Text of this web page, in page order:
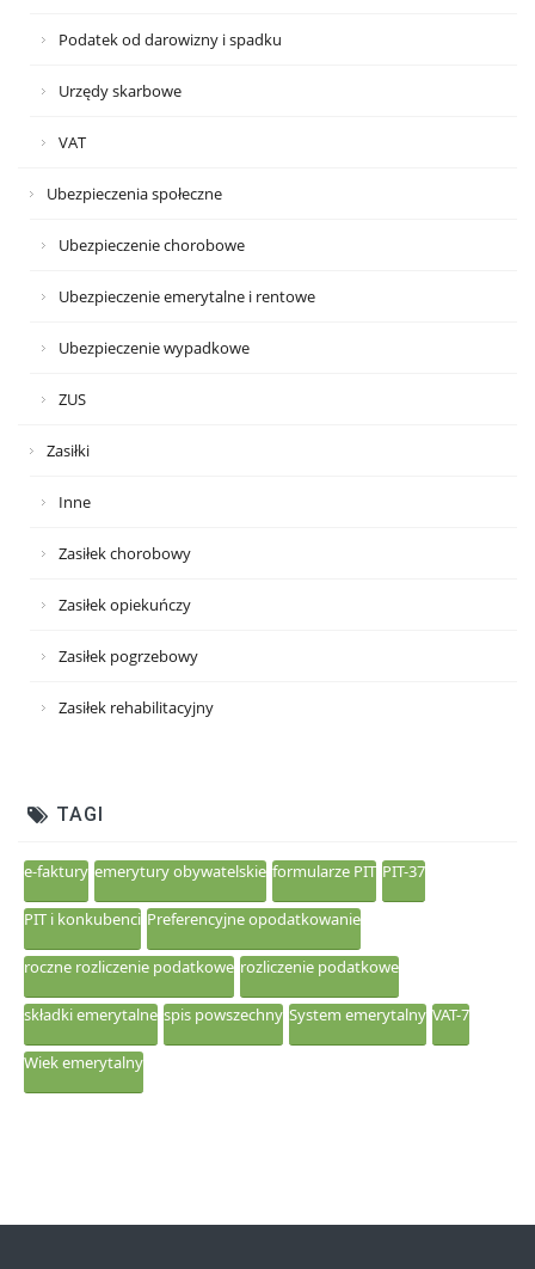
Podatek od darowizny i spadku
Urzędy skarbowe
VAT
Ubezpieczenia społeczne
Ubezpieczenie chorobowe
Ubezpieczenie emerytalne i rentowe
Ubezpieczenie wypadkowe
ZUS
Zasiłki
Inne
Zasiłek chorobowy
Zasiłek opiekuńczy
Zasiłek pogrzebowy
Zasiłek rehabilitacyjny
TAGI
e-faktury emerytury obywatelskie formularze PIT PIT-37
PIT i konkubenci Preferencyjne opodatkowanie
roczne rozliczenie podatkowe rozliczenie podatkowe
składki emerytalne spis powszechny System emerytalny VAT-7
Wiek emerytalny